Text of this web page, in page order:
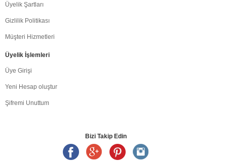
Üyelik Şartları
Gizlilik Politikası
Müşteri Hizmetleri
Üyelik İşlemleri
Üye Girişi
Yeni Hesap oluştur
Şifremi Unuttum
Bizi Takip Edin